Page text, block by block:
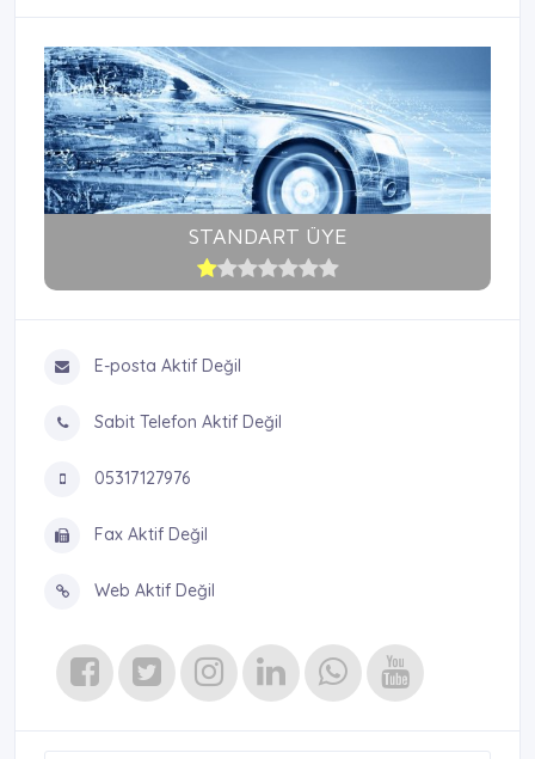
STANDART ÜYE
E-posta Aktif Değil
Sabit Telefon Aktif Değil
05317127976
Fax Aktif Değil
Web Aktif Değil